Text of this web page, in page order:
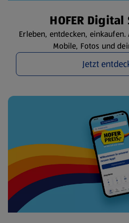
HOFER
Erleben, entdecken, einkaufen.
Mobile, Fotos und
Jetzt